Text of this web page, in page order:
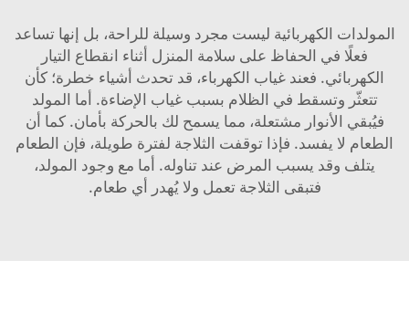
المولدات الكهربائية ليست مجرد وسيلة للراحة، بل إنها تساعد
فعلًا في الحفاظ على سلامة المنزل أثناء انقطاع التيار
الكهربائي. فعند غياب الكهرباء، قد تحدث أشياء خطرة؛ كأن
تتعثّر وتسقط في الظلام بسبب غياب الإضاءة. أما المولد
فيُبقي الأنوار مشتعلة، مما يسمح لك بالحركة بأمان. كما أن
الطعام لا يفسد. فإذا توقفت الثلاجة لفترة طويلة، فإن الطعام
يتلف وقد يسبب المرض عند تناوله. أما مع وجود المولد،
فتبقى الثلاجة تعمل ولا يُهدر أي طعام.